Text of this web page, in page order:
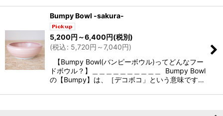
Bumpy Bowl -sakura-
5,200円 ～6,400円(税別)
(税込: 5,720円 ～7,040円)
【Bumpy Bowl(バンピーボウル)ってどんなフー
ドボウル？】＿＿＿＿＿＿＿＿＿＿ Bumpy Bowl
の【Bumpy】は、［デコボコ」という意味です…